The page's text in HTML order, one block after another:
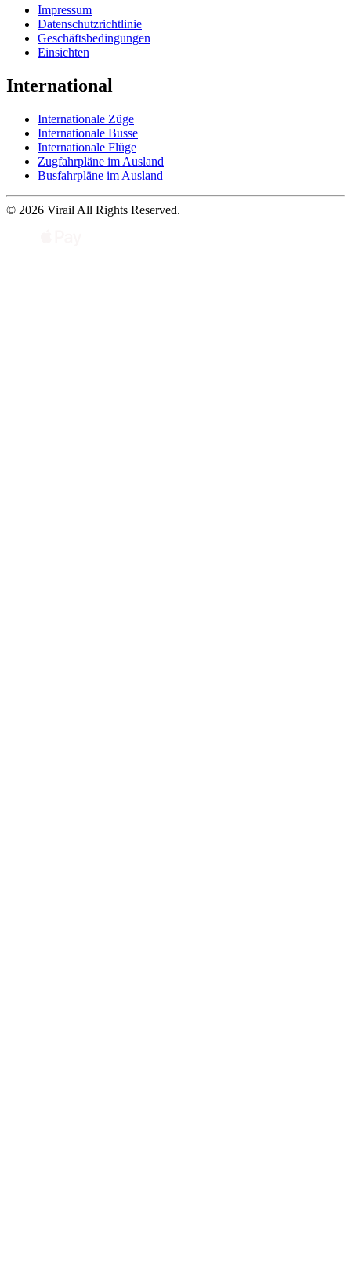
Impressum
Datenschutzrichtlinie
Geschäftsbedingungen
Einsichten
International
Internationale Züge
Internationale Busse
Internationale Flüge
Zugfahrpläne im Ausland
Busfahrpläne im Ausland
© 2026 Virail All Rights Reserved.